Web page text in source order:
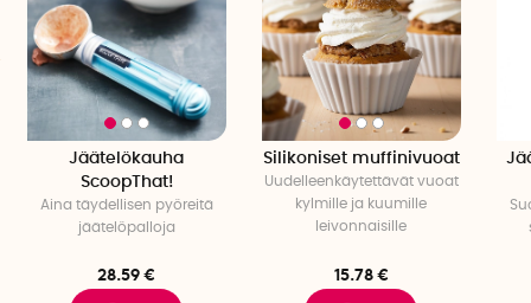
Jäätelökauha
ScoopThat!
Aina täydellisen pyöreitä
jäätelöpalloja
28.59 €
Silikoniset muffinivuoat
Uudelleenkäytettävät vuoat
kylmille ja kuumille
leivonnaisille
15.78 €